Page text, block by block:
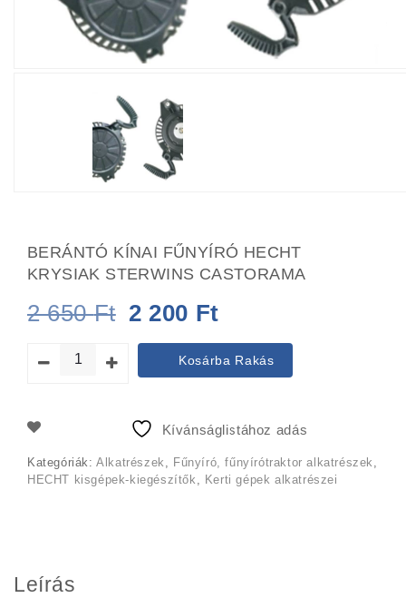
BERÁNTÓ KÍNAI FŰNYÍRÓ HECHT
KRYSIAK STERWINS CASTORAMA
2 650Ft Original
price
was:
2
2 200 Ft
price
is:
Kosárba Rakás
Kívánságlistához adás
Kategóriák:Alkatrészek Fűnyíró, fűnyírótraktor alkatrészek
HECHT kisgépek-kiegészítők
Kerti gépek alkatrészei
Leírás